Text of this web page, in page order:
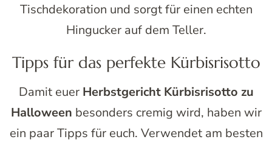
Tischdekoration und sorgt für einen echten
Hingucker auf dem Teller.
Tipps für das perfekte Kürbisrisotto
Damit euer Herbstgericht Kürbisrisotto zu
Halloween besonders cremig wird, haben wir
ein paar Tipps für euch. Verwendet am besten